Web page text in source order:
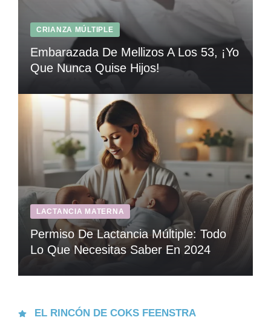
CRIANZA MÚLTIPLE
Embarazada De Mellizos A Los 53, ¡Yo
Que Nunca Quise Hijos!
LACTANCIA MATERNA
Permiso De Lactancia Múltiple: Todo
Lo Que Necesitas Saber En 2024
EL RINCÓN DE COKS FEENSTRA